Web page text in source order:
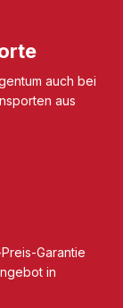
auch bei
aus
Garantie
in